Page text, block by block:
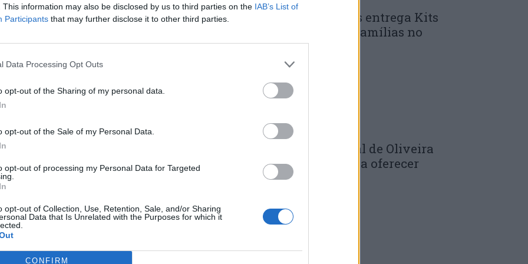
This information may also be disclosed by us to third parties on the IAB’s List of
Participants that may further disclose it to other third parties.
Data Processing Opt Outs
opt-out of the Sharing of my personal data.
opt-out of the Sale of my Personal Data.
opt-out of processing my Personal Data for Targeted
opt-out of Collection, Use, Retention, Sale, and/or Sharing
Data that Is Unrelated with the Purposes for which it
CONFIRM
o pagamento da taxa equivalente a 650
já habitualmente pedidos.
equiparado com validade não inferior a
quem viaja por via aérea) e um
Alemanha, Arábia Saudita, Bélgica, Canadá,
Emirados Árabes Unidos, Espanha,
Gana, Indonésia, Irlanda, Israel, Itália,
Rússia, Senegal, Singapura, Suécia, Suíça e
no território nacional por um período
primeira entrada”, refere-se no decreto
de março.
por mais 30 dias, mediante fundamentação”
Município de Góis entrega Kits
Comunitários às famílias no
âmbito do...
30 DE JULHO, 2026
Câmara Municipal de Oliveira
do Hospital volta a oferecer
cadernos de...